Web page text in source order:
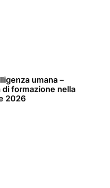
umana –
di formazione nella
2026